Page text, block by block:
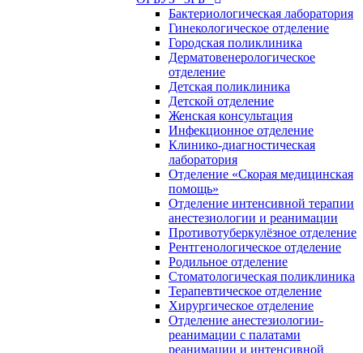
Бактериологическая лаборатория
Гинекологическое отделение
Городская поликлиника
Дерматовенерологическое
отделение
Детская поликлиника
Детской отделение
Женская консультация
Инфекционное отделение
Клинико-диагностическая
лаборатория
Отделение «Скорая медицинская
помощь»
Отделение интенсивной терапии
анестезиологии и реанимации
Противотуберкулёзное отделение
Рентгенологическое отделение
Родильное отделение
Стоматологическая поликлиника
Терапевтическое отделение
Хирургическое отделение
Отделение анестезиологии-
реанимации с палатами
реанимации и интенсивной